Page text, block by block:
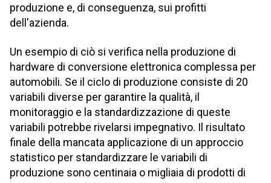
produzione e, di conseguenza, sui profitti
dell'azienda.
Un esempio di ciò si verifica nella produzione di
hardware di conversione elettronica complessa per
automobili. Se il ciclo di produzione consiste di 20
variabili diverse per garantire la qualità, il
monitoraggio e la standardizzazione di queste
variabili potrebbe rivelarsi impegnativo. Il risultato
finale della mancata applicazione di un approccio
statistico per standardizzare le variabili di
produzione sono centinaia o migliaia di prodotti di